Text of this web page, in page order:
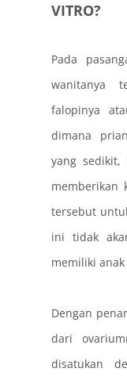
VITRO?
Pada
wanitanya
falopinya
dimana
yang sedikit,
memberikan
tersebut
ini tidak
memiliki anak
Dengan
dari
disatukan